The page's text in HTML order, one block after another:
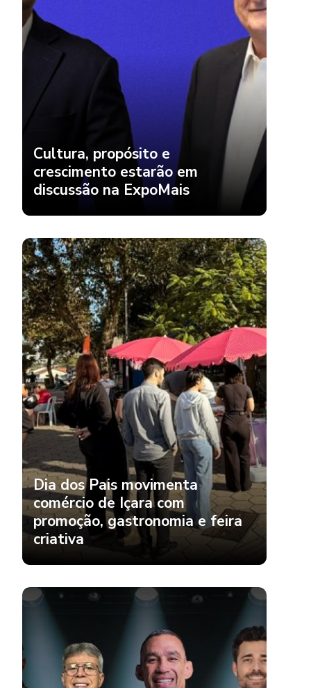
Cultura, propósito e
crescimento estarão em
discussão na ExpoMais
Dia dos Pais movimenta
comércio de Içara com
promoção, gastronomia e feira
criativa